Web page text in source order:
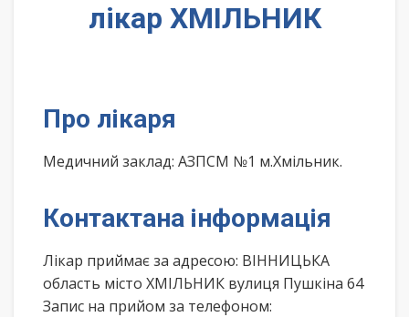
лікар ХМІЛЬНИК
Про лікаря
Медичний заклад: АЗПСМ №1 м.Хмільник.
Контактана інформація
Лікар приймає за адресою: ВІННИЦЬКА
область місто ХМІЛЬНИК вулиця Пушкіна 64
Запис на прийом за телефоном: